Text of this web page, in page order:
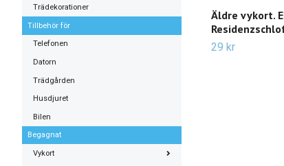
Trädekorationer
Tillbehör för
Telefonen
Datorn
Trädgården
Husdjuret
Bilen
Begagnat
Vykort
Äldre vykort.
29 kr